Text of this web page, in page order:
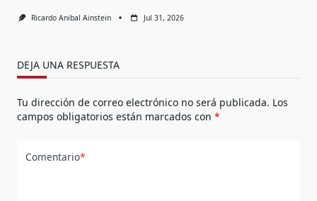
Ricardo Anibal Ainstein Jul 31, 2026
DEJA UNA RESPUESTA
Tu dirección de correo electrónico no será publicada. Los
campos obligatorios están marcados con *
Comentario*